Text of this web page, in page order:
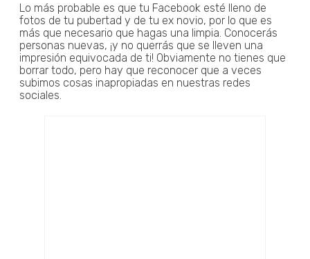
Lo más probable es que tu Facebook esté lleno de
fotos de tu pubertad y de tu ex novio, por lo que es
más que necesario que hagas una limpia. Conocerás
personas nuevas, ¡y no querrás que se lleven una
impresión equivocada de ti! Obviamente no tienes que
borrar todo, pero hay que reconocer que a veces
subimos cosas inapropiadas en nuestras redes
sociales.